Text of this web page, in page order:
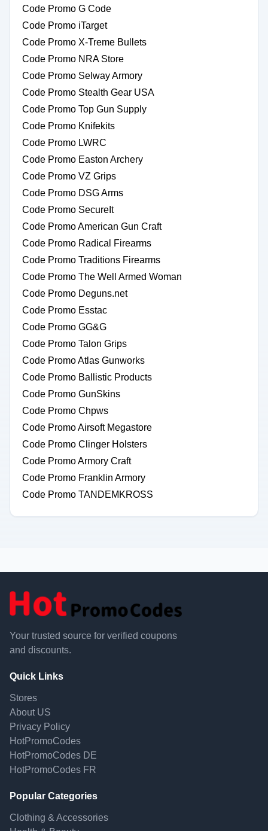
Code Promo G Code
Code Promo iTarget
Code Promo X-Treme Bullets
Code Promo NRA Store
Code Promo Selway Armory
Code Promo Stealth Gear USA
Code Promo Top Gun Supply
Code Promo Knifekits
Code Promo LWRC
Code Promo Easton Archery
Code Promo VZ Grips
Code Promo DSG Arms
Code Promo SecureIt
Code Promo American Gun Craft
Code Promo Radical Firearms
Code Promo Traditions Firearms
Code Promo The Well Armed Woman
Code Promo Deguns.net
Code Promo Esstac
Code Promo GG&G
Code Promo Talon Grips
Code Promo Atlas Gunworks
Code Promo Ballistic Products
Code Promo GunSkins
Code Promo Chpws
Code Promo Airsoft Megastore
Code Promo Clinger Holsters
Code Promo Armory Craft
Code Promo Franklin Armory
Code Promo TANDEMKROSS
Your trusted source for verified coupons
and discounts.
Quick Links
Stores
About US
Privacy Policy
HotPromoCodes
HotPromoCodes DE
HotPromoCodes FR
Popular Categories
Clothing & Accessories